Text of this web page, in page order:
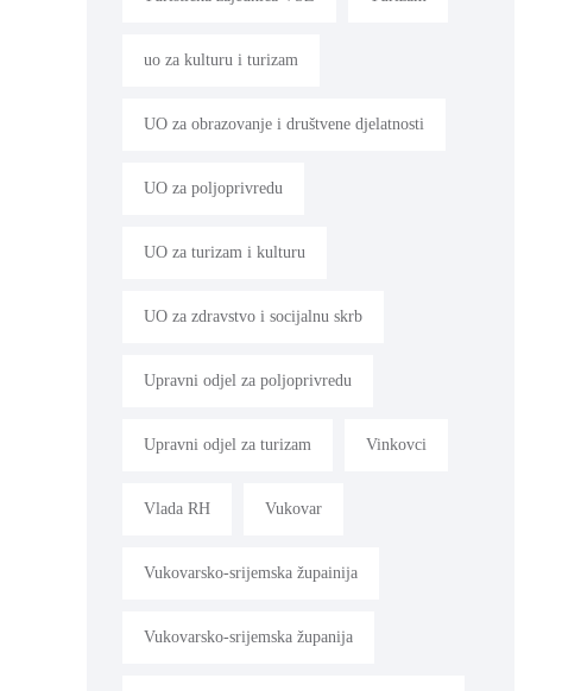
uo za kulturu i turizam
UO za obrazovanje i društvene djelatnosti
UO za poljoprivredu
UO za turizam i kulturu
UO za zdravstvo i socijalnu skrb
Upravni odjel za poljoprivredu
Upravni odjel za turizam Vinkovci
Vlada RH Vukovar
Vukovarsko-srijemska župainija
Vukovarsko-srijemska županija